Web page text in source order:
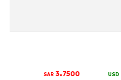
USD
3.7500
SAR